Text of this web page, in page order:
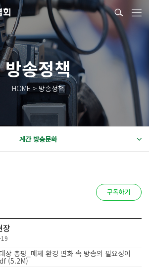
방송정책
HOME > 방송정책
계간 방송문화
구독하기
장
상 총평_매체 환경 변화 속 방송의 필요성이
(5.2M)